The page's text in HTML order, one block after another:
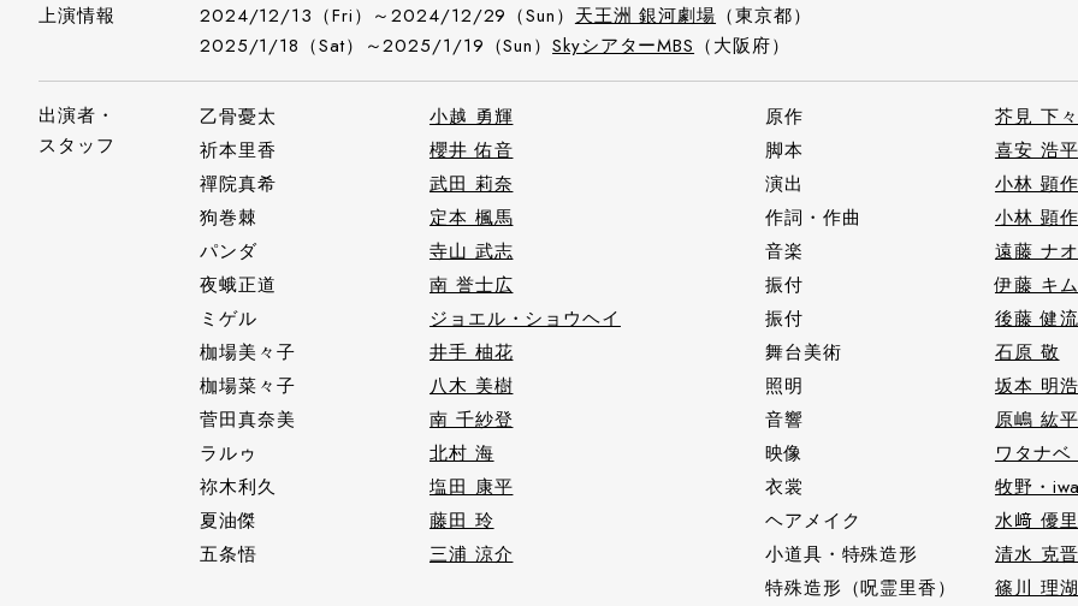
上演情報 2024/12/13（Fri）～2024/12/29（Sun） 天王洲 銀河劇場 （東京都）
2025/1/18（Sat）～2025/1/19（Sun）SkyシアターMBS （大阪府）
出演者・
スタッフ
乙骨憂太
小越 勇輝
祈本里香
櫻井 佑音
禪院真希
武田 莉奈
狗巻棘
定本 楓馬
パンダ
寺山 武志
夜蛾正道
南 誉士広
ミゲル
ジョエル・ショウヘイ
枷場美々子
井手 柚花
枷場菜々子
八木 美樹
菅田真奈美
南 千紗登
ラルゥ
北村 海
祢木利久
塩田 康平
夏油傑
藤田 玲
五条悟
三浦 涼介
原作
芥見 下々
脚本
喜安 浩平
演出
小林 顕作
作詞・作曲
小林 顕作
音楽
遠藤 ナ
振付
伊藤 キム
振付
後藤 健流
舞台美術
石原 敬
照明
坂本 明浩
音響
原嶋 紘平
映像
ワタナ
衣裳
牧野・
ヘアメイク
水﨑 優里
小道具・特殊造形
清水 克晋
特殊造形（呪霊里香）
篠川 理湖